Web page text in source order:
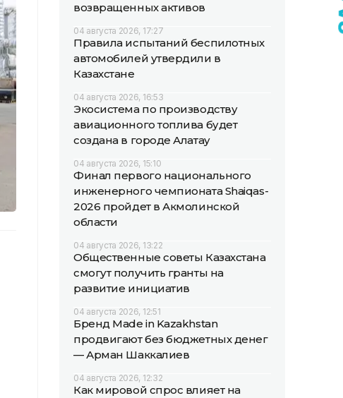
возвращенных активов
04 августа 2026, 17:27
Правила испытаний беспилотных
автомобилей утвердили в
Казахстане
04 августа 2026, 16:53
Экосистема по производству
авиационного топлива будет
создана в городе Алатау
04 августа 2026, 15:10
Финал первого национального
инженерного чемпионата Shaiqas-
2026 пройдет в Акмолинской
области
04 августа 2026, 13:22
Общественные советы Казахстана
смогут получить гранты на
развитие инициатив
04 августа 2026, 12:51
Бренд Made in Kazakhstan
продвигают без бюджетных денег
— Арман Шаккалиев
04 августа 2026, 12:32
Как мировой спрос влияет на